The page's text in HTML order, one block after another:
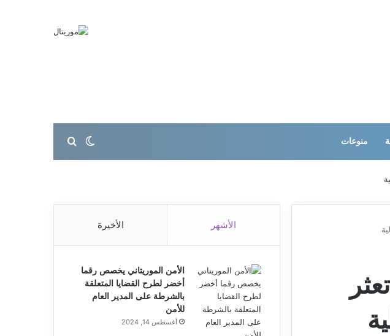
منوعات الوضع المظلم
بحث عن
الأشهر الأخيرة
الأمن الموريتاني يخصص رقما
أخضر لطرح القضايا المتعلقة
بالشرطة على المدير العام
للأمن
أغسطس 14, 2024